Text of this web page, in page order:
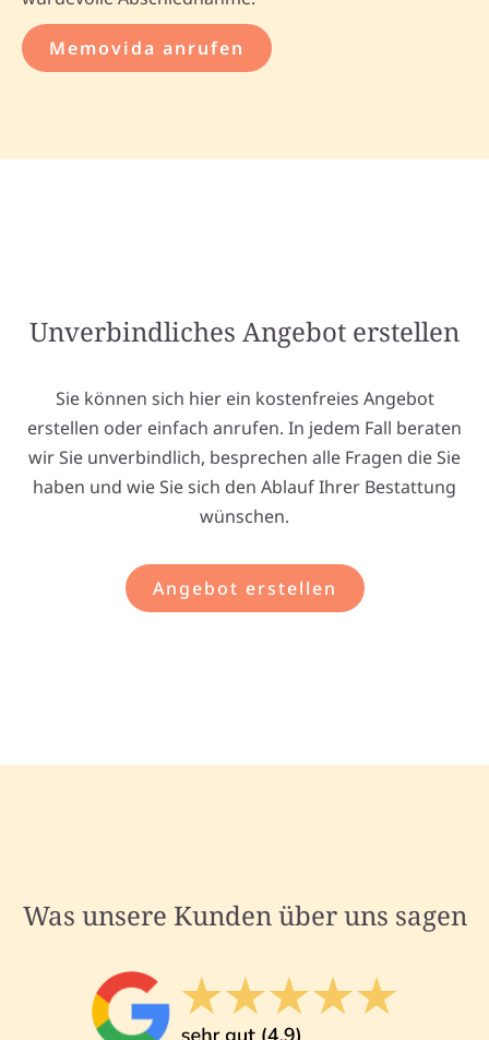
Memovida anrufen
Unverbindliches Angebot erstellen
Sie können sich hier ein kostenfreies Angebot
erstellen oder einfach anrufen. In jedem Fall beraten
wir Sie unverbindlich, besprechen alle Fragen die Sie
haben und wie Sie sich den Ablauf Ihrer Bestattung
wünschen.
Angebot erstellen
Was unsere Kunden über uns sagen